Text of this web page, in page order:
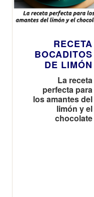
RECETA
BOCADITOS
DE LIMÓN
La receta
perfecta para
los amantes del
limón y el
chocolate